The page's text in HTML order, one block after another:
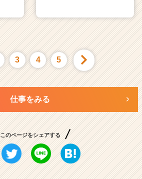
3 4 5
仕事をみる
このページをシェアする